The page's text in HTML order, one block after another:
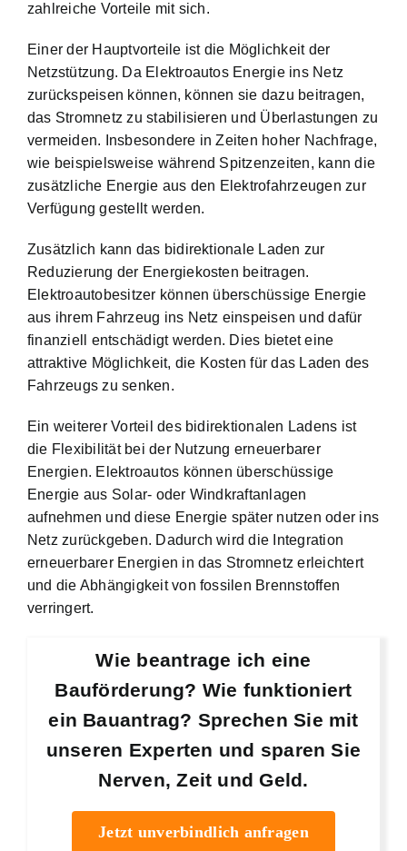
zahlreiche Vorteile mit sich.
Einer der Hauptvorteile ist die Möglichkeit der
Netzstützung. Da Elektroautos Energie ins Netz
zurückspeisen können, können sie dazu beitragen,
das Stromnetz zu stabilisieren und Überlastungen zu
vermeiden. Insbesondere in Zeiten hoher Nachfrage,
wie beispielsweise während Spitzenzeiten, kann die
zusätzliche Energie aus den Elektrofahrzeugen zur
Verfügung gestellt werden.
Zusätzlich kann das bidirektionale Laden zur
Reduzierung der Energiekosten beitragen.
Elektroautobesitzer können überschüssige Energie
aus ihrem Fahrzeug ins Netz einspeisen und dafür
finanziell entschädigt werden. Dies bietet eine
attraktive Möglichkeit, die Kosten für das Laden des
Fahrzeugs zu senken.
Ein weiterer Vorteil des bidirektionalen Ladens ist
die Flexibilität bei der Nutzung erneuerbarer
Energien. Elektroautos können überschüssige
Energie aus Solar- oder Windkraftanlagen
aufnehmen und diese Energie später nutzen oder ins
Netz zurückgeben. Dadurch wird die Integration
erneuerbarer Energien in das Stromnetz erleichtert
und die Abhängigkeit von fossilen Brennstoffen
verringert.
Wie beantrage ich eine
Bauförderung? Wie funktioniert
ein Bauantrag? Sprechen Sie mit
unseren Experten und sparen Sie
Nerven, Zeit und Geld.
Jetzt unverbindlich anfragen